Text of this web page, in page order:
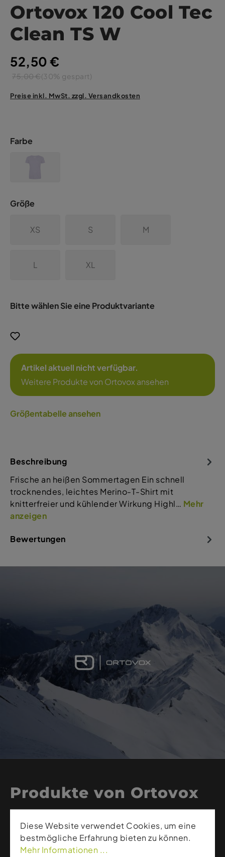
Ortovox 120 Cool Tec
Clean TS W
52,50 €
75,00 €(30% gespart)
Preise inkl. MwSt. zzgl. Versandkosten
Farbe
Größe
XS S M
L XL
Bitte wählen Sie eine Produktvariante
Artikel aktuell nicht verfügbar.
Weitere Produkte von Ortovox ansehen
Größentabelle ansehen
Beschreibung
Frische an heißen Sommertagen Ein schnell
trocknendes, leichtes Merino-T-Shirt mit
knitterfreier und kühlender Wirkung Highl… Mehr
anzeigen
Bewertungen
Produkte von Ortovox
Ortovox zählt zu den führenden Spezialisten für
Bergsport-Sicherheit und hochwertige
Merinobekleidung. Die Marke kombiniert
Diese Website verwendet Cookies, um eine
bestmögliche Erfahrung bieten zu können.
Mehr Informationen ...